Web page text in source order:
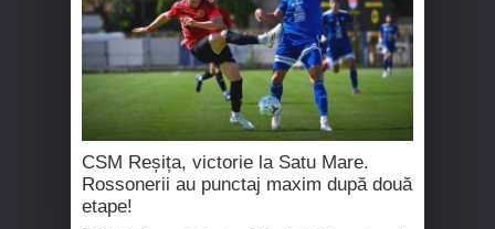
CSM Reșița, victorie la Satu Mare.
Rossonerii au punctaj maxim după două
etape!